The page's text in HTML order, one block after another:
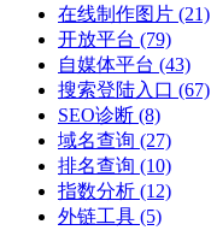
在线制作图片 (21)
开放平台 (79)
自媒体平台 (43)
搜索登陆入口 (67)
SEO诊断 (8)
域名查询 (27)
排名查询 (10)
指数分析 (12)
外链工具 (5)